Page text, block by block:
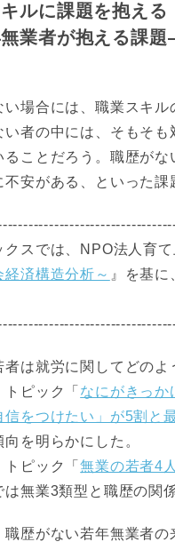
ルに課題を抱え
無業者が抱える課
い場合には、職業スキル
い者の中には、そもそ
ることだろう。職歴が
不安がある、といった課
クスでは、NPO法人育
経済構造分析～ 』を基
者は就労に関してどのよ
ピック「 なにがきっか
信をつけたい」が5割と
向を明らかにした。
トピック「無業の若者4
は無業3類型と職歴の関
職歴がない若年無業者